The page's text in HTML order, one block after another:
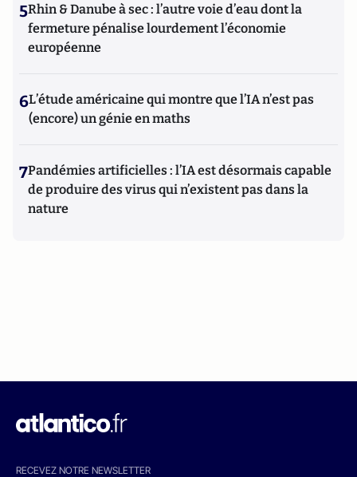
5Rhin & Danube à sec : l’autre voie d’eau dont la
fermeture pénalise lourdement l’économie
européenne
6L’étude américaine qui montre que l’IA n’est pas
(encore) un génie en maths
7Pandémies artificielles : l’IA est désormais capable
de produire des virus qui n’existent pas dans la
nature
RECEVEZ NOTRE NEWSLETTER